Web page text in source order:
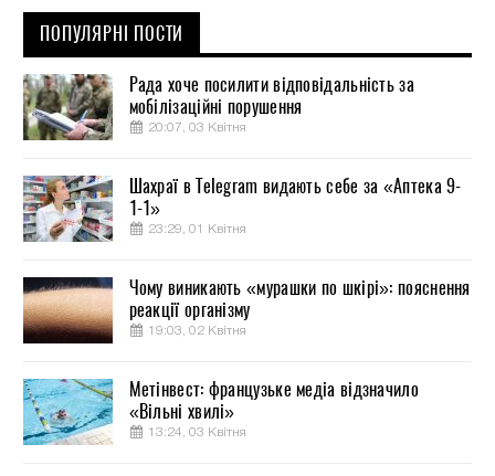
ПОПУЛЯРНІ ПОСТИ
Рада хоче посилити відповідальність за
мобілізаційні порушення
20:07, 03 Квітня
Шахраї в Telegram видають себе за «Аптека 9-
1-1»
23:29, 01 Квітня
Чому виникають «мурашки по шкірі»: пояснення
реакції організму
19:03, 02 Квітня
Метінвест: французьке медіа відзначило
«Вільні хвилі»
13:24, 03 Квітня